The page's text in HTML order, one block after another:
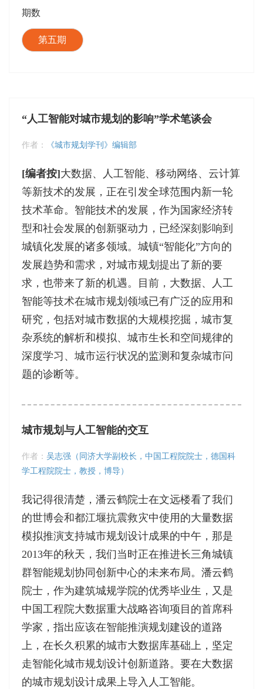
期数
第五期
“人工智能对城市规划的影响”学术笔谈会
作者： 《城市规划学刊》编辑部
[编者按]大数据、人工智能、移动网络、云计算
等新技术的发展，正在引发全球范围内新一轮
技术革命。智能技术的发展，作为国家经济转
型和社会发展的创新驱动力，已经深刻影响到
城镇化发展的诸多领域。城镇“智能化”方向的
发展趋势和需求，对城市规划提出了新的要
求，也带来了新的机遇。目前，大数据、人工
智能等技术在城市规划领域已有广泛的应用和
研究，包括对城市数据的大规模挖掘，城市复
杂系统的解析和模拟、城市生长和空间规律的
深度学习、城市运行状况的监测和复杂城市问
题的诊断等。
城市规划与人工智能的交互
作者： 吴志强（同济大学副校长，中国工程院院士，德国科
学工程院院士，教授，博导）
我记得很清楚，潘云鹤院士在文远楼看了我们
的世博会和都江堰抗震救灾中使用的大量数据
模拟推演支持城市规划设计成果的中午，那是
2013年的秋天，我们当时正在推进长三角城镇
群智能规划协同创新中心的未来布局。潘云鹤
院士，作为建筑城规学院的优秀毕业生，又是
中国工程院大数据重大战略咨询项目的首席科
学家，指出应该在智能推演规划建设的道路
上，在长久积累的城市大数据库基础上，坚定
走智能化城市规划设计创新道路。要在大数据
的城市规划设计成果上导入人工智能。